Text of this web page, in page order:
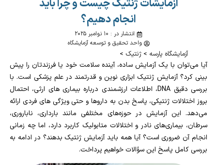
آزمایشات ژنتیک چیست و چرا باید
انجام دهیم؟
انتشار در : ۱۰ نوامبر ۲۰۲۵
واحد تحقیق و توسعه آزمایشگاه
آزمایشگاه پارسه > ژنتیک >
آیا می‌توان با یک آزمایش ساده، آینده سلامت خود یا فرزندتان را پیش‌
بینی کرد؟ آزمایش ژنتیک ابزاری نوین و قدرتمند در علم پزشکی است. با
بررسی دقیق DNA، اطلاعات ارزشمندی درباره بیماری‌ های ارثی، احتمال
بروز اختلالات ژنتیکی، پاسخ بدن به داروها و حتی ویژگی‌ های فردی ارائه
می‌دهد. این آزمایش در حوزه‌های مختلفی مانند بارداری، ناباروری،
سرطان، بیماری‌های نادر و اختلالات متابولیک کاربرد دارد، اما چه زمانی
انجام آن ضروری است؟ آیا همه باید آزمایش ژنتیک بدهند؟ در ادامه به
بررسی کامل پاسخ این سؤالات خواهیم پرداخت.